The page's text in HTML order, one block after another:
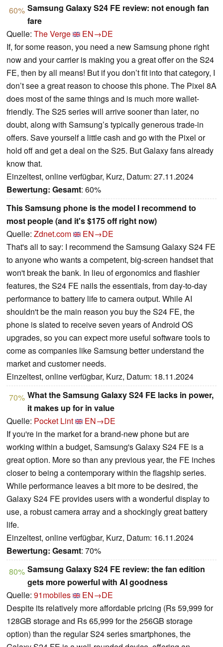
60% Samsung Galaxy S24 FE review: not enough fan
fare
Quelle: The Verge
EN→DE
If, for some reason, you need a new Samsung phone right
now and your carrier is making you a great offer on the S24
FE, then by all means! But if you don’t fit into that category, I
don’t see a great reason to choose this phone. The Pixel 8A
does most of the same things and is much more wallet-
friendly. The S25 series will arrive sooner than later, no
doubt, along with Samsung’s typically generous trade-in
offers. Save yourself a little cash and go with the Pixel or
hold off and get a deal on the S25. But Galaxy fans already
know that.
Einzeltest, online verfügbar, Kurz, Datum: 27.11.2024
Bewertung: Gesamt: 60%
This Samsung phone is the model I recommend to
most people (and it's $175 off right now)
Quelle: Zdnet.com
EN→DE
That's all to say: I recommend the Samsung Galaxy S24 FE
to anyone who wants a competent, big-screen handset that
won't break the bank. In lieu of ergonomics and flashier
features, the S24 FE nails the essentials, from day-to-day
performance to battery life to camera output. While AI
shouldn't be the main reason you buy the S24 FE, the
phone is slated to receive seven years of Android OS
upgrades, so you can expect more useful software tools to
come as companies like Samsung better understand the
market and customer needs.
Einzeltest, online verfügbar, Kurz, Datum: 18.11.2024
70% What the Samsung Galaxy S24 FE lacks in power,
it makes up for in value
Quelle: Pocket Lint
EN→DE
If you're in the market for a brand-new phone but are
working within a budget, Samsung's Galaxy S24 FE is a
great option. More so than any previous year, the FE inches
closer to being a contemporary within the flagship series.
While performance leaves a bit more to be desired, the
Galaxy S24 FE provides users with a wonderful display to
use, a robust camera array and a shockingly great battery
life.
Einzeltest, online verfügbar, Kurz, Datum: 16.11.2024
Bewertung: Gesamt: 70%
80% Samsung Galaxy S24 FE review: the fan edition
gets more powerful with AI goodness
Quelle: 91mobiles
EN→DE
Despite its relatively more affordable pricing (Rs 59,999 for
128GB storage and Rs 65,999 for the 256GB storage
option) than the regular S24 series smartphones, the